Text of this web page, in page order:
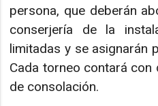
persona, que deberán
conserjería de la
limitadas y se asignarán
Cada torneo contará
de consolación.